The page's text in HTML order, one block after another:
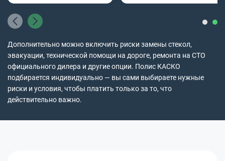
Дополнительно можно включить риски замены стекол,
эвакуации, технической помощи на дороге, ремонта на СТО
официального дилера и другие опции. Полис КАСКО
подбирается индивидуально — вы сами выбираете нужные
риски и условия, чтобы платить только за то, что
действительно важно.